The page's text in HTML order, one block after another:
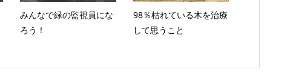
みんなで緑の監視員にな
ろう！
98％枯れている木を治療
して思うこと